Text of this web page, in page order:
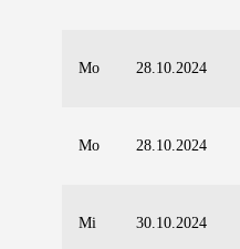
Mo 28.10.2024
Mo 28.10.2024
Mi 30.10.2024